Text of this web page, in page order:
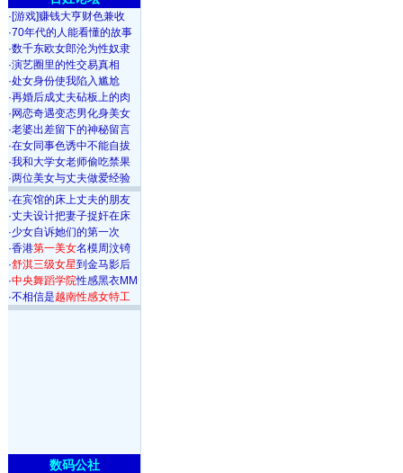
· [游戏]赚钱大亨财色兼收
·70年代的人能看懂的故事
·数千东欧女郎沦为性奴隶
·演艺圈里的性交易真相
·处女身份使我陷入尴尬
·再婚后成丈夫砧板上的肉
· 网恋奇遇变态男化身美女
·老婆出差留下的神秘留言
·在女同事色诱中不能自拔
·我和大学女老师偷吃禁果
·两位美女与丈夫做爱经验
·在宾馆的床上丈夫的朋友
·丈夫设计把妻子捉奸在床
·少女自诉她们的第一次
·香港第一美女名模周汶锜
·舒淇三级女星到金马影后
·中央舞蹈学院性感黑衣MM
·不相信是越南性感女特工
数码公社